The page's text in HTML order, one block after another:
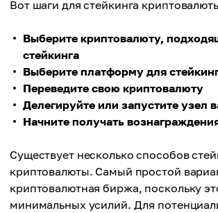
Вот шаги для стейкинга
Выберите криптовалюту,
стейкинга
Выберите платформу для
Переведите свою криптовалюту
Делегируйте или запустите узел
Начните получать
Существует несколько способов
криптовалюты. Самый простой
криптовалютная биржа, поскольку
минимальных усилий. Для